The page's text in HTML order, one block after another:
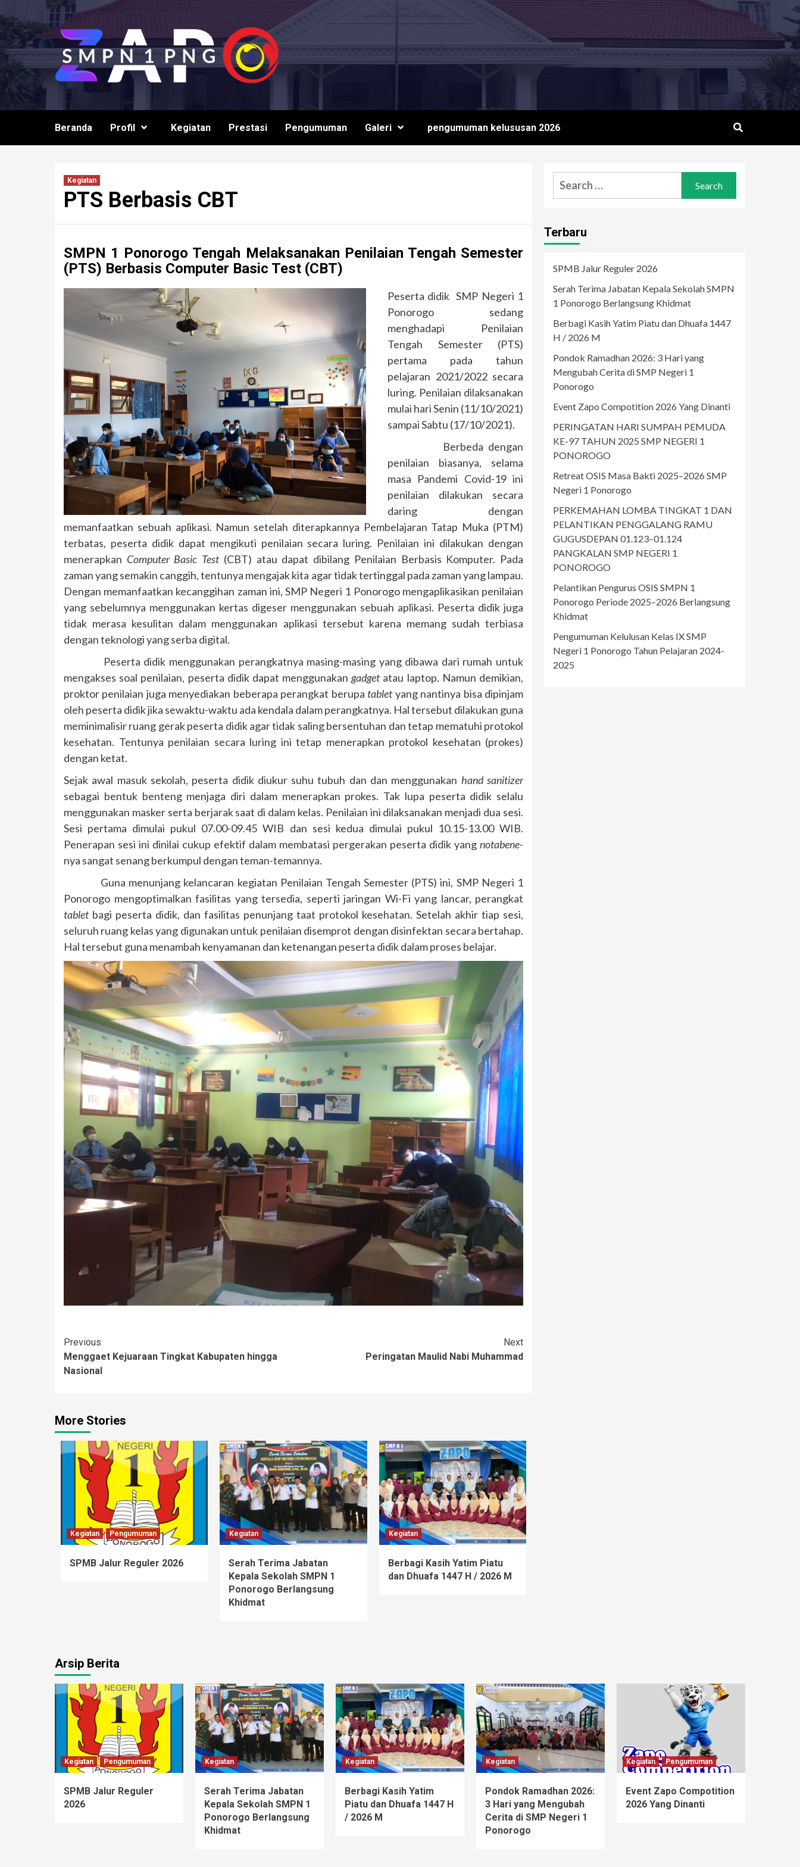
to
content
Beranda Profil Kegiatan Prestasi Pengumuman Galeri pengumuman kelususan 2026
Kegiatan
PTS Berbasis CBT
SMPN 1 Ponorogo Tengah Melaksanakan Penilaian Tengah Semester
(PTS) Berbasis Computer Basic Test (CBT)
Peserta didik SMP Negeri 1
Ponorogo sedang
menghadapi Penilaian
Tengah Semester (PTS)
pertama pada tahun
pelajaran 2021/2022 secara
luring. Penilaian dilaksanakan
mulai hari Senin (11/10/2021)
sampai Sabtu (17/10/2021).
Berbeda dengan
penilaian biasanya, selama
masa Pandemi Covid-19 ini
penilaian dilakukan secara
daring dengan
memanfaatkan sebuah aplikasi. Namun setelah diterapkannya Pembelajaran Tatap Muka (PTM)
terbatas, peserta didik dapat mengikuti penilaian secara luring. Penilaian ini dilakukan dengan
menerapkan Computer Basic Test (CBT) atau dapat dibilang Penilaian Berbasis Komputer. Pada
zaman yang semakin canggih, tentunya mengajak kita agar tidak tertinggal pada zaman yang lampau.
Dengan memanfaatkan kecanggihan zaman ini, SMP Negeri 1 Ponorogo mengaplikasikan penilaian
yang sebelumnya menggunakan kertas digeser menggunakan sebuah aplikasi. Peserta didik juga
tidak merasa kesulitan dalam menggunakan aplikasi tersebut karena memang sudah terbiasa
dengan teknologi yang serba digital.
Peserta didik menggunakan perangkatnya masing-masing yang dibawa dari rumah untuk
mengakses soal penilaian, peserta didik dapat menggunakangadget atau laptop. Namun demikian,
proktor penilaian juga menyediakan beberapa perangkat berupa tabletyang nantinya bisa dipinjam
oleh peserta didik jika sewaktu-waktu ada kendala dalam perangkatnya. Hal tersebut dilakukan guna
meminimalisir ruang gerak peserta didik agar tidak saling bersentuhan dan tetap mematuhi protokol
kesehatan. Tentunya penilaian secara luring ini tetap menerapkan protokol kesehatan (prokes)
dengan ketat.
Sejak awal masuk sekolah, peserta didik diukur suhu tubuh dan dan menggunakan hand sanitizer
sebagai bentuk benteng menjaga diri dalam menerapkan prokes. Tak lupa peserta didik selalu
menggunakan masker serta berjarak saat di dalam kelas. Penilaian ini dilaksanakan menjadi dua sesi.
Sesi pertama dimulai pukul 07.00-09.45 WIB dan sesi kedua dimulai pukul 10.15-13.00 WIB.
Penerapan sesi ini dinilai cukup efektif dalam membatasi pergerakan peserta didik yang notabene-
nya sangat senang berkumpul dengan teman-temannya.
Guna menunjang kelancaran kegiatan Penilaian Tengah Semester (PTS) ini, SMP Negeri 1
Ponorogo mengoptimalkan fasilitas yang tersedia, seperti jaringan Wi-Fi yang lancar, perangkat
tabletbagi peserta didik, dan fasilitas penunjang taat protokol kesehatan. Setelah akhir tiap sesi,
seluruh ruang kelas yang digunakan untuk penilaian disemprot dengan disinfektan secara bertahap.
Hal tersebut guna menambah kenyamanan dan ketenangan peserta didik dalam proses belajar.
Continue
Reading
Previous
Menggaet Kejuaraan Tingkat Kabupaten hingga
Nasional
Next
Peringatan Maulid Nabi Muhammad
More Stories
Kegiatan Pengumuman
SPMB Jalur Reguler 2026
Kegiatan
Serah Terima Jabatan
Kepala Sekolah SMPN 1
Ponorogo Berlangsung
Khidmat
Kegiatan
Berbagi Kasih Yatim Piatu
dan Dhuafa 1447 H / 2026 M
Search
for:
Terbaru
SPMB Jalur Reguler 2026
Serah Terima Jabatan Kepala Sekolah SMPN
1 Ponorogo Berlangsung Khidmat
Berbagi Kasih Yatim Piatu dan Dhuafa 1447
H / 2026 M
Pondok Ramadhan 2026: 3 Hari yang
Mengubah Cerita di SMP Negeri 1
Ponorogo
Event Zapo Compotition 2026 Yang Dinanti
PERINGATAN HARI SUMPAH PEMUDA
KE-97 TAHUN 2025 SMP NEGERI 1
PONOROGO
Retreat OSIS Masa Bakti 2025–2026 SMP
Negeri 1 Ponorogo
PERKEMAHAN LOMBA TINGKAT 1 DAN
PELANTIKAN PENGGALANG RAMU
GUGUSDEPAN 01.123–01.124
PANGKALAN SMP NEGERI 1
PONOROGO
Pelantikan Pengurus OSIS SMPN 1
Ponorogo Periode 2025–2026 Berlangsung
Khidmat
Pengumuman Kelulusan Kelas IX SMP
Negeri 1 Ponorogo Tahun Pelajaran 2024-
2025
Arsip Berita
Kegiatan Pengumuman
SPMB Jalur Reguler
2026
Kegiatan
Serah Terima Jabatan
Kepala Sekolah SMPN 1
Ponorogo Berlangsung
Khidmat
Kegiatan
Berbagi Kasih Yatim
Piatu dan Dhuafa 1447 H
/ 2026 M
Kegiatan
Pondok Ramadhan 2026:
3 Hari yang Mengubah
Cerita di SMP Negeri 1
Ponorogo
Kegiatan Pengumuman
Event Zapo Compotition
2026 Yang Dinanti